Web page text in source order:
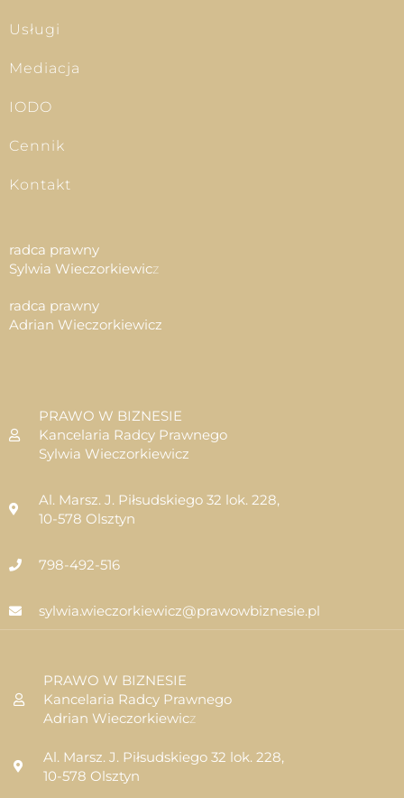
Usługi
Mediacja
IODO
Cennik
Kontakt
radca prawny
Sylwia Wieczorkiewicz
radca prawny
Adrian Wieczorkiewicz
PRAWO W BIZNESIE
Kancelaria Radcy Prawnego
Sylwia Wieczorkiewicz
Al. Marsz. J. Piłsudskiego 32 lok. 228,
10-578 Olsztyn
798-492-516
sylwia.wieczorkiewicz@prawowbiznesie.pl
PRAWO W BIZNESIE
Kancelaria Radcy Prawnego
Adrian Wieczorkiewicz
Al. Marsz. J. Piłsudskiego 32 lok. 228,
10-578 Olsztyn